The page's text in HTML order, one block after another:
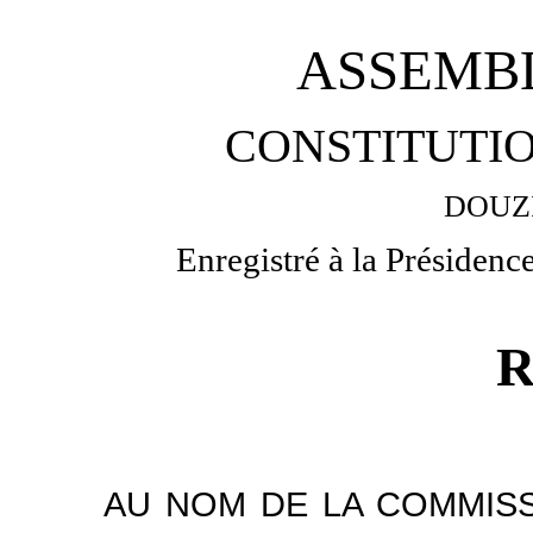
Enregistré à la
AU NOM DE LA